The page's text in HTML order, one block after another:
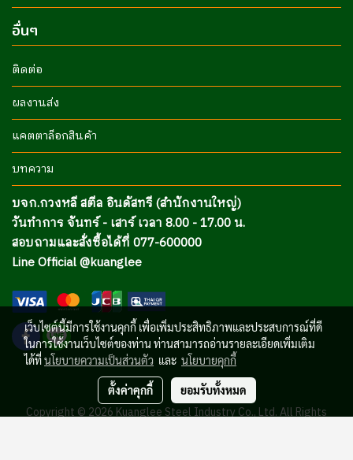
อื่นๆ
ติดต่อ
ผลงานส่ง
แคตตาล็อกสินค้า
บทความ
บจก.กวงหลี สตีล อินดัสทรี (สำนักงานใหญ่)
วันทำการ จันทร์ - เสาร์ เวลา 8.00 - 17.00 น.
สอบถามและสั่งซื้อได้ที่ 077-600000
Line Official @kuanglee
Copyright © 2026 Kuanglee Steel Industry Co., Ltd. All Rights
เว็บไซต์นี้มีการใช้งานคุกกี้ เพื่อเพิ่มประสิทธิภาพและประสบการณ์ที่ดี
ในการใช้งานเว็บไซต์ของท่าน ท่านสามารถอ่านรายละเอียดเพิ่มเติม
ได้ที่นโยบายความเป็นส่วนตัว และ นโยบายคุกกี้
ตั้งค่าคุกกี้ ยอมรับทั้งหมด